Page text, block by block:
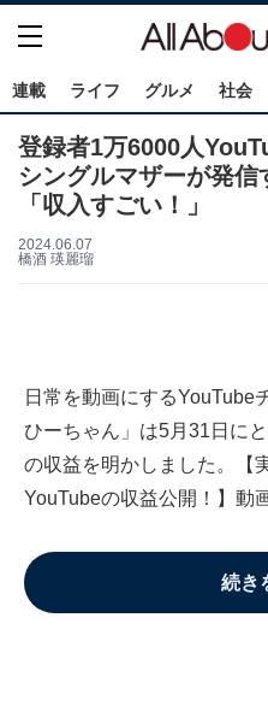
連載 ライフ グルメ 社会
登録者1万6000人
シングルマザーが発
「収入すごい！」
2024.06.07
橋酒 瑛麗瑠
日常を動画にするYouTube
ひーちゃん」は5月31日に
の収益を明かしました。【
YouTubeの収益公開！】動
続き